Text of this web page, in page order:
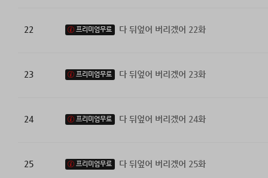
22 프리미엄무료 다 뒤엎어 버리겠어 22화
23 프리미엄무료 다 뒤엎어 버리겠어 23화
24 프리미엄무료 다 뒤엎어 버리겠어 24화
25 프리미엄무료 다 뒤엎어 버리겠어 25화